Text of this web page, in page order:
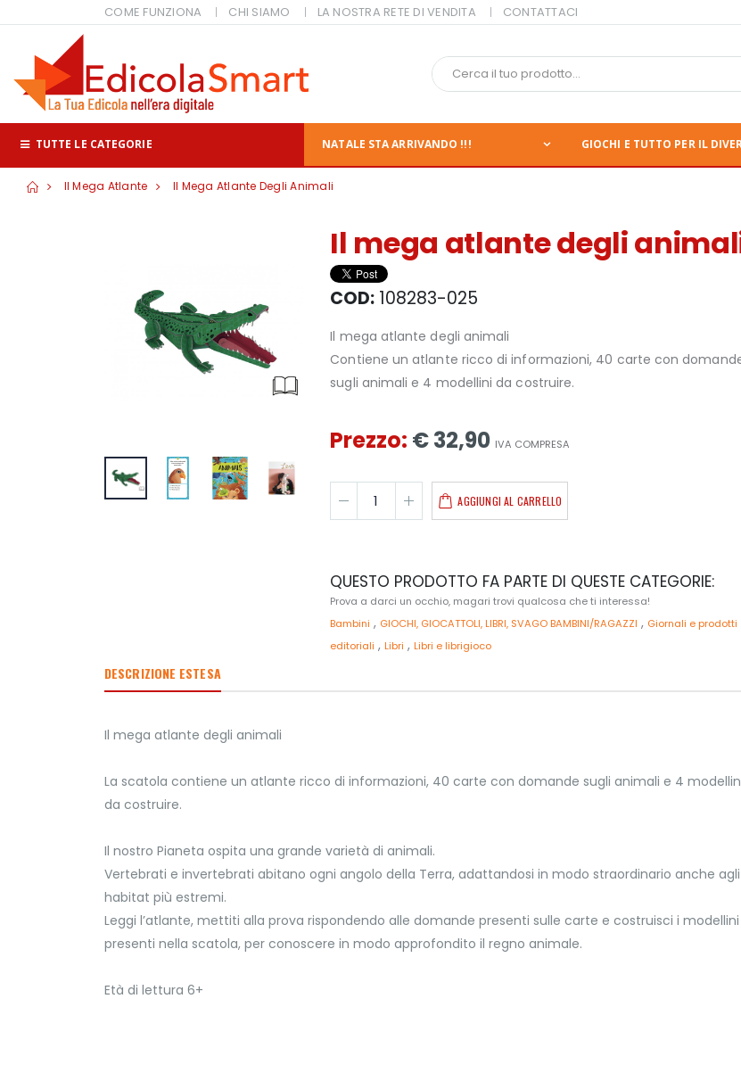
COME FUNZIONA CHI SIAMO LA NOSTRA RETE DI VENDITA CONTATTACI
TUTTE LE CATEGORIE NATALE STA ARRIVANDO !!! GIOCHI E TUTTO PER IL
Il Mega Atlante Il Mega Atlante Degli Animali
Il mega atlante degli
COD: 108283-025
Il mega atlante degli animali
Contiene un atlante ricco di informazioni, 40 carte con
sugli animali e 4 modellini da costruire.
Prezzo: € 32,90 IVA COMPRESA
AGGIUNGI AL CARRELLO
QUESTO PRODOTTO FA PARTE DI QUESTE CATEGORIE:
Prova a darci un occhio, magari trovi qualcosa che ti interessa!
Bambini , GIOCHI, GIOCATTOLI, LIBRI, SVAGO BAMBINI/RAGAZZI , Giornali e prodotti
editoriali ,Libri ,Libri e librigioco
DESCRIZIONE ESTESA
Il mega atlante degli animali
La scatola contiene un atlante ricco di informazioni, 40 carte con domande sugli animali e 4
da costruire.
Il nostro Pianeta ospita una grande varietà di animali.
Vertebrati e invertebrati abitano ogni angolo della Terra, adattandosi in modo straordinario anche agli
habitat più estremi.
Leggi l’atlante, mettiti alla prova rispondendo alle domande presenti sulle carte e costruisci i modellini
presenti nella scatola, per conoscere in modo approfondito il regno animale.
Età di lettura 6+